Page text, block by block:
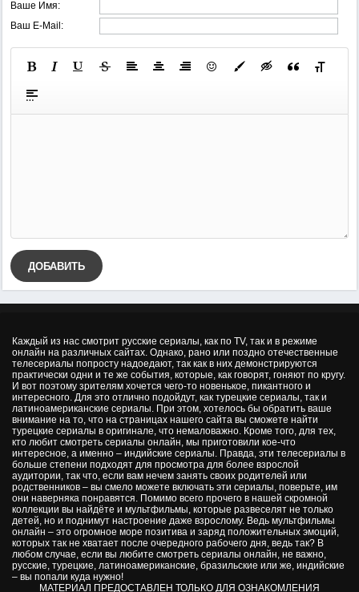
Ваше Имя:
Ваш E-Mail:
ДОБАВИТЬ
Каждый из нас смотрит русские сериалы, как по TV, так и в режиме
онлайн на различных сайтах. Однако, рано или поздно отечественные
телесериалы попросту надоедают, так как в них демонстрируются
практически одни и те же события, которые, как говорят, гоняют по кругу.
И вот поэтому зрителям хочется чего-то новенькое, пикантного и
интересного. Для это отлично подойдут, как турецкие сериалы, так и
латиноамериканские сериалы. При этом, хотелось бы обратить ваше
внимание на то, что на страницах нашего сайта вы сможете найти
турецкие сериалы в оригинале, что немаловажно. Кроме того, для тех,
кто любит смотреть сериалы онлайн, мы приготовили кое-что
интересное, а именно – индийские сериалы. Правда, эти телесериалы в
больше степени подходят для просмотра для более взрослой
аудитории, так что, если вам нечем занять своих родителей или
родственников – вы смело можете включать эти сериалы, поверьте, им
они наверняка понравятся. Помимо всего прочего в нашей скромной
коллекции вы найдёте и мультфильмы, которые развеселят не только
детей, но и поднимут настроение даже взрослому. Ведь мультфильмы
онлайн – это огромное море позитива и заряд положительных эмоций,
которых так не хватает после очередного рабочего дня, ведь так? В
любом случае, если вы любите смотреть сериалы онлайн, не важно,
русские, турецкие, латиноамериканские, бразильские или же, индийские
– вы попали куда нужно!
МАТЕРИАЛ ПРЕДОСТАВЛЕН ТОЛЬКО ДЛЯ ОЗНАКОМЛЕНИЯ